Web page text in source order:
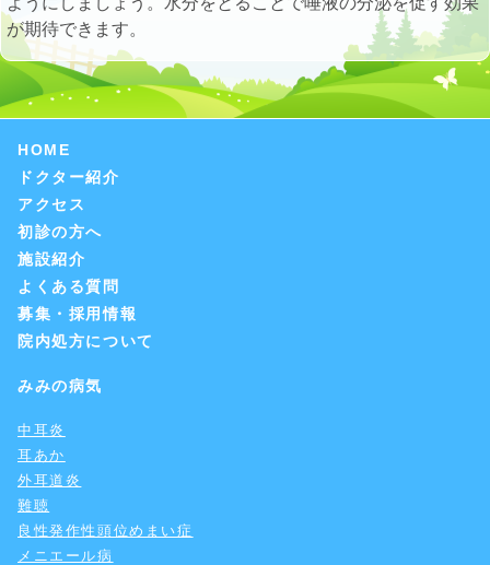
が期待できます。
HOME
ドクター紹介
アクセス
初診の方へ
施設紹介
よくある質問
募集・採用情報
院内処方について
みみの病気
中耳炎
耳あか
外耳道炎
難聴
良性発作性頭位めまい症
メニエール病